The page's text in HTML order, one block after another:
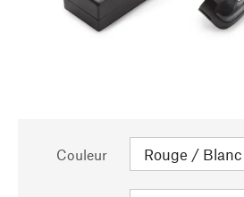
Couleur